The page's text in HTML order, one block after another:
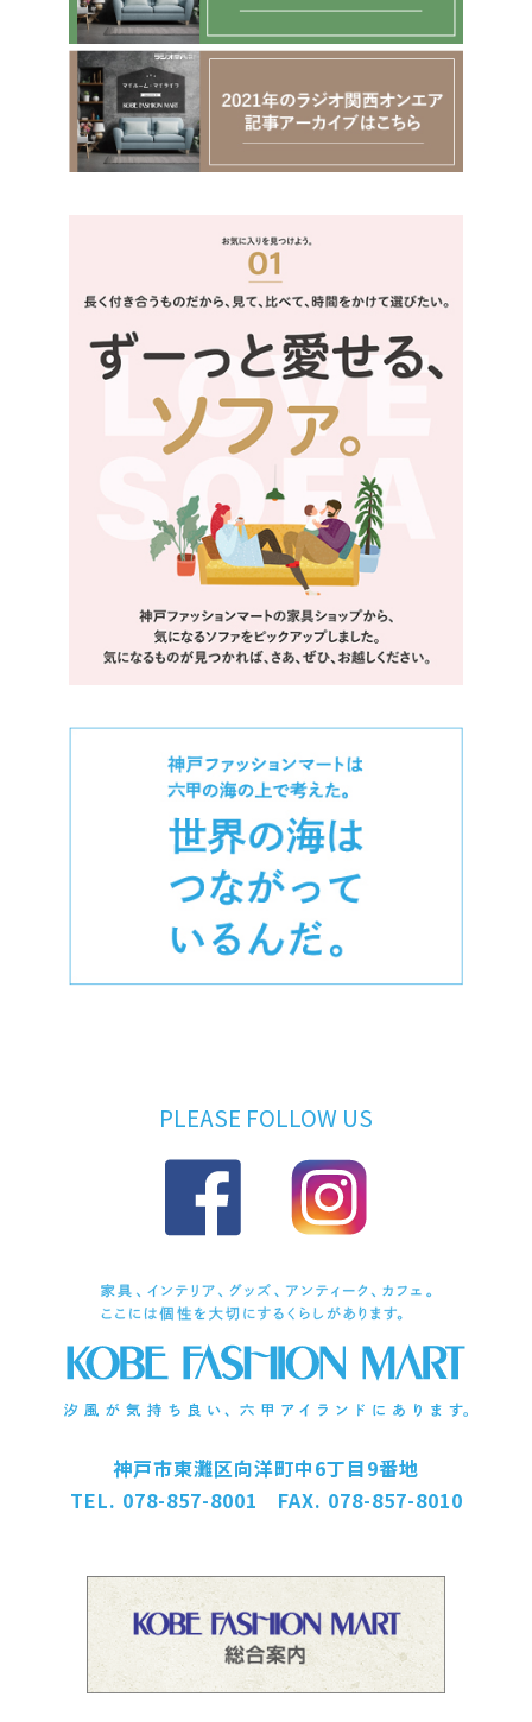
PLEASE FOLLOW US
神戸市東灘区向洋町中6丁目9番地
TEL. 078-857-8001 FAX. 078-857-8010